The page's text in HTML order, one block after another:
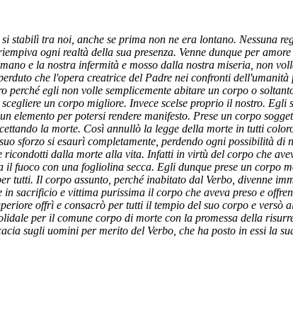
stabilì tra noi, anche se prima non ne era lontano. Nessuna
ogni realtà della sua presenza. Venne dunque per
e la nostra infermità e mosso dalla nostra miseria, non
che l'opera creatrice del Padre nei confronti dell'umanità
perché egli non volle semplicemente abitare un corpo o
un corpo migliore. Invece scelse proprio il nostro. Egli
elemento per potersi rendere manifesto. Prese un corpo
la morte. Così annullò la legge della morte in tutti
sforzo si esaurì completamente, perdendo ogni possibilità di
dalla morte alla vita. Infatti in virtù del corpo che
fuoco con una fogliolina secca. Egli dunque prese un corpo
tutti. Il corpo assunto, perché inabitato dal Verbo, divenne
sacrificio e vittima purissima il corpo che aveva preso e
offrì e consacrò per tutti il tempio del suo corpo e versò
per il comune corpo di morte con la promessa della
sugli uomini per merito del Verbo, che ha posto in essi la